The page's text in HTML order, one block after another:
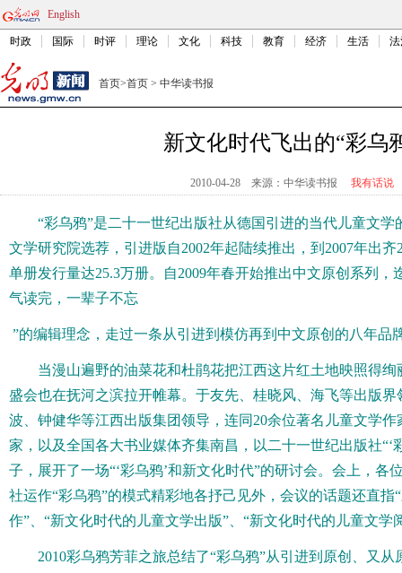
English
时政 国际 时评 理论 文化 科技 教育 经济 生活
首页>首页 > 中华读书报
新文化时代飞出的“彩乌
2010-04-28 来源：中华读书报 我有话说
“彩乌鸦”是二十一世纪出版社从德国引进的当代儿童文
文学研究院选荐，引进版自2002年起陆续推出，到2007年出
单册发行量达25.3万册。自2009年春开始推出中文原创系列，
气读完，一辈子不忘
”的编辑理念，走过一条从引进到模仿再到中文原创的八年品
当漫山遍野的油菜花和杜鹃花把江西这片红土地映照得
盛会也在抚河之滨拉开帷幕。于友先、桂晓风、海飞等出版
波、钟健华等江西出版集团领导，连同20余位著名儿童文学
家，以及全国各大书业媒体齐集南昌，以二十一世纪出版社“‘
子，展开了一场“‘彩乌鸦’和新文化时代”的研讨会。会上，各
社运作“彩乌鸦”的模式精彩地各抒己见外，会议的话题还直指
作”、“新文化时代的儿童文学出版”、“新文化时代的儿童文
2010彩乌鸦芳菲之旅总结了“彩乌鸦”从引进到原创、又